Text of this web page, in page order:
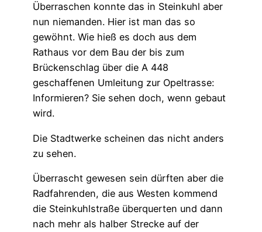
Überraschen konnte das in Steinkuhl aber
nun niemanden. Hier ist man das so
gewöhnt. Wie hieß es doch aus dem
Rathaus vor dem Bau der bis zum
Brückenschlag über die A 448
geschaffenen Umleitung zur Opeltrasse:
Informieren? Sie sehen doch, wenn gebaut
wird.
Die Stadtwerke scheinen das nicht anders
zu sehen.
Überrascht gewesen sein dürften aber die
Radfahrenden, die aus Westen kommend
die Steinkuhlstraße überquerten und dann
nach mehr als halber Strecke auf der